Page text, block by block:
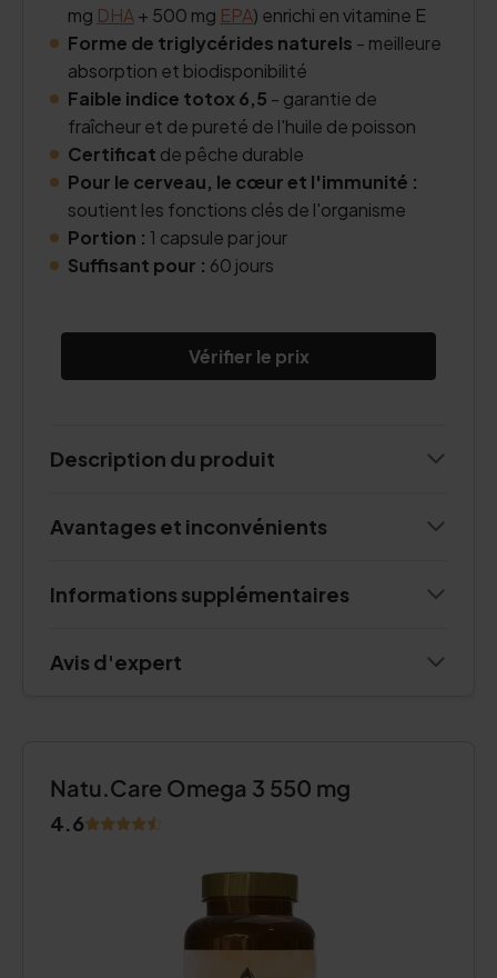
mg DHA+ 500 mg EPA) enrichi en vitamine E
Forme de triglycérides naturels - meilleure
absorption et biodisponibilité
Faible indice totox 6,5 - garantie de
fraîcheur et de pureté de l'huile de poisson
Certificat de pêche durable
Pour le cerveau, le cœur et l'immunité :
soutient les fonctions clés de l'organisme
Portion : 1 capsule par jour
Suffisant pour : 60 jours
Vérifier le prix
Description du produit
Avantages et inconvénients
Informations supplémentaires
Avis d'expert
Natu.Care Omega 3 550 mg
4.6